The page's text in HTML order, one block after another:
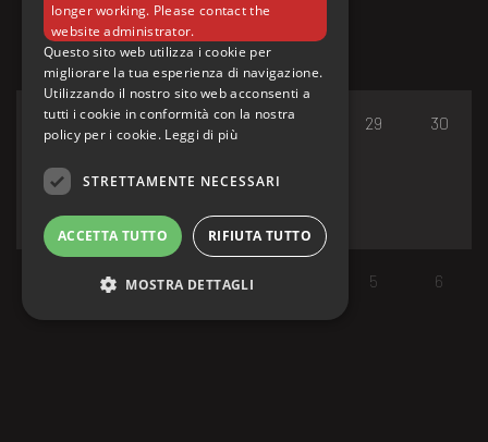
24 25 26 27 29 30
1 2 3 5 6
longer working. Please contact the
website administrator.
Questo sito web utilizza i cookie per
migliorare la tua esperienza di navigazione.
Utilizzando il nostro sito web acconsenti a
tutti i cookie in conformità con la nostra
policy per i cookie. Leggi di più
STRETTAMENTE NECESSARI
ACCETTA TUTTO RIFIUTA TUTTO
MOSTRA DETTAGLI